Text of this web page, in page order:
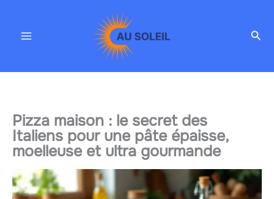
contenu
Pizza maison : le secret des
Italiens pour une pâte épaisse,
moelleuse et ultra gourmande